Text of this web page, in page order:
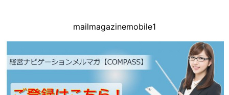
mailmagazinemobile1